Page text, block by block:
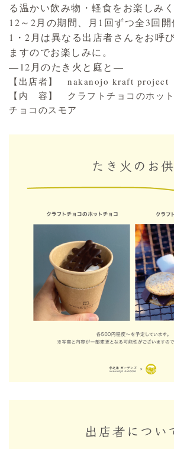
る温かい飲み物・軽食をお楽しみく
12～2月の期間、月1回ずつ全3回開
1・2月は異なる出店者さんをお呼
ますのでお楽しみに。
—12月のたき火と庭と—
【出店者】 nakanojo kraft project
【内 容】 クラフトチョコのホッ
チョコのスモア